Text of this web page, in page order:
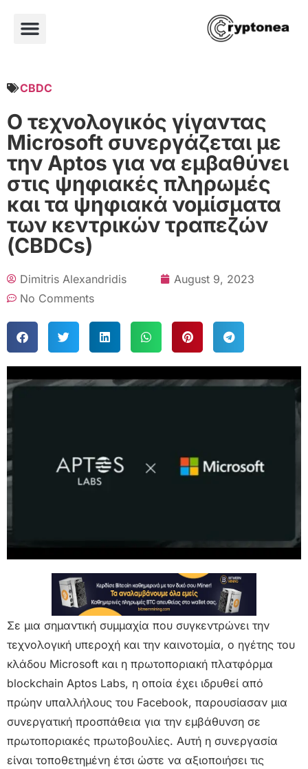
CBDC
Ο τεχνολογικός γίγαντας
Microsoft συνεργάζεται με
την Aptos για να εμβαθύνει
στις ψηφιακές πληρωμές
και τα ψηφιακά νομίσματα
των κεντρικών τραπεζών
(CBDCs)
Dimitris Alexandridis
August 9, 2023
No Comments
Σε μια σημαντική συμμαχία που συγκεντρώνει την
τεχνολογική υπεροχή και την καινοτομία, ο ηγέτης του
κλάδου Microsoft και η πρωτοποριακή πλατφόρμα
blockchain Aptos Labs, η οποία έχει ιδρυθεί από
πρώην υπαλλήλους του Facebook, παρουσίασαν μια
συνεργατική προσπάθεια για την εμβάθυνση σε
πρωτοποριακές πρωτοβουλίες. Αυτή η συνεργασία
είναι τοποθετημένη έτσι ώστε να αξιοποιήσει τις